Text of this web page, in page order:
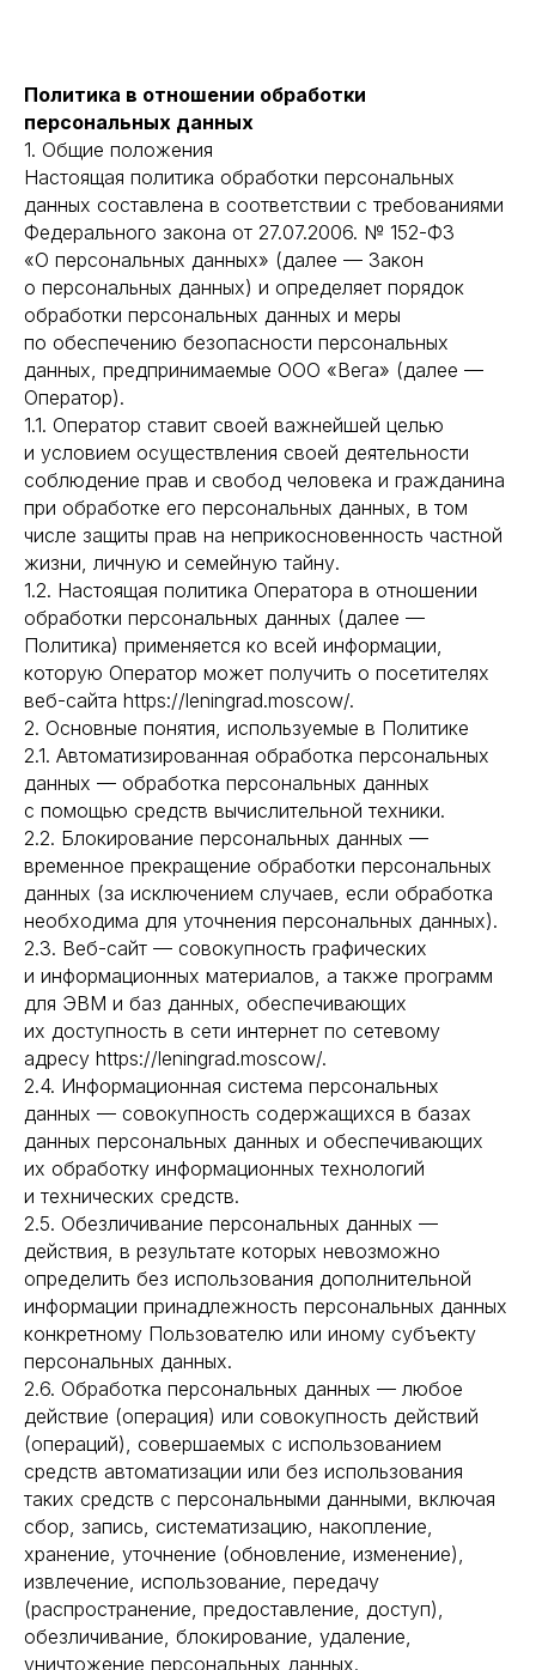
Политика в отношении обработки
персональных данных
1. Общие положения
Настоящая политика обработки персональных
данных составлена в соответствии с требованиями
Федерального закона от 27.07.2006. № 152-ФЗ
«О персональных данных» (далее — Закон
о персональных данных) и определяет порядок
обработки персональных данных и меры
по обеспечению безопасности персональных
данных, предпринимаемые ООО «Вега» (далее —
Оператор).
1.1. Оператор ставит своей важнейшей целью
и условием осуществления своей деятельности
соблюдение прав и свобод человека и гражданина
при обработке его персональных данных, в том
числе защиты прав на неприкосновенность частной
жизни, личную и семейную тайну.
1.2. Настоящая политика Оператора в отношении
обработки персональных данных (далее —
Политика) применяется ко всей информации,
которую Оператор может получить о посетителях
веб-сайта https://leningrad.moscow/.
2. Основные понятия, используемые в Политике
2.1. Автоматизированная обработка персональных
данных — обработка персональных данных
с помощью средств вычислительной техники.
2.2. Блокирование персональных данных —
временное прекращение обработки персональных
данных (за исключением случаев, если обработка
необходима для уточнения персональных данных).
2.3. Веб-сайт — совокупность графических
и информационных материалов, а также программ
для ЭВМ и баз данных, обеспечивающих
их доступность в сети интернет по сетевому
адресу https://leningrad.moscow/.
2.4. Информационная система персональных
данных — совокупность содержащихся в базах
данных персональных данных и обеспечивающих
их обработку информационных технологий
и технических средств.
2.5. Обезличивание персональных данных —
действия, в результате которых невозможно
определить без использования дополнительной
информации принадлежность персональных данных
конкретному Пользователю или иному субъекту
персональных данных.
2.6. Обработка персональных данных — любое
действие (операция) или совокупность действий
(операций), совершаемых с использованием
средств автоматизации или без использования
таких средств с персональными данными, включая
сбор, запись, систематизацию, накопление,
хранение, уточнение (обновление, изменение),
извлечение, использование, передачу
(распространение, предоставление, доступ),
обезличивание, блокирование, удаление,
уничтожение персональных данных.